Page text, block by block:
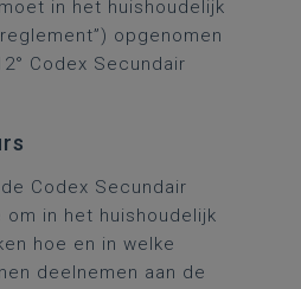
in het huishoudelijk
opgenomen
Codex Secundair
Codex Secundair
in het huishoudelijk
hoe en in welke
deelnemen aan de